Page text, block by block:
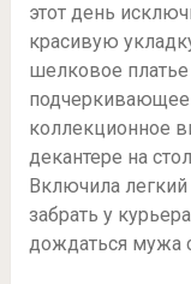
этот день
красивую
шелковое
подчеркивающее
коллекционное
декантере на
Включила
забрать у
дождаться мужа